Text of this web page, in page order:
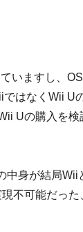
いますし、OS
ではなくWii U
Uの購入を検
身が結局Wii
不可能だっ